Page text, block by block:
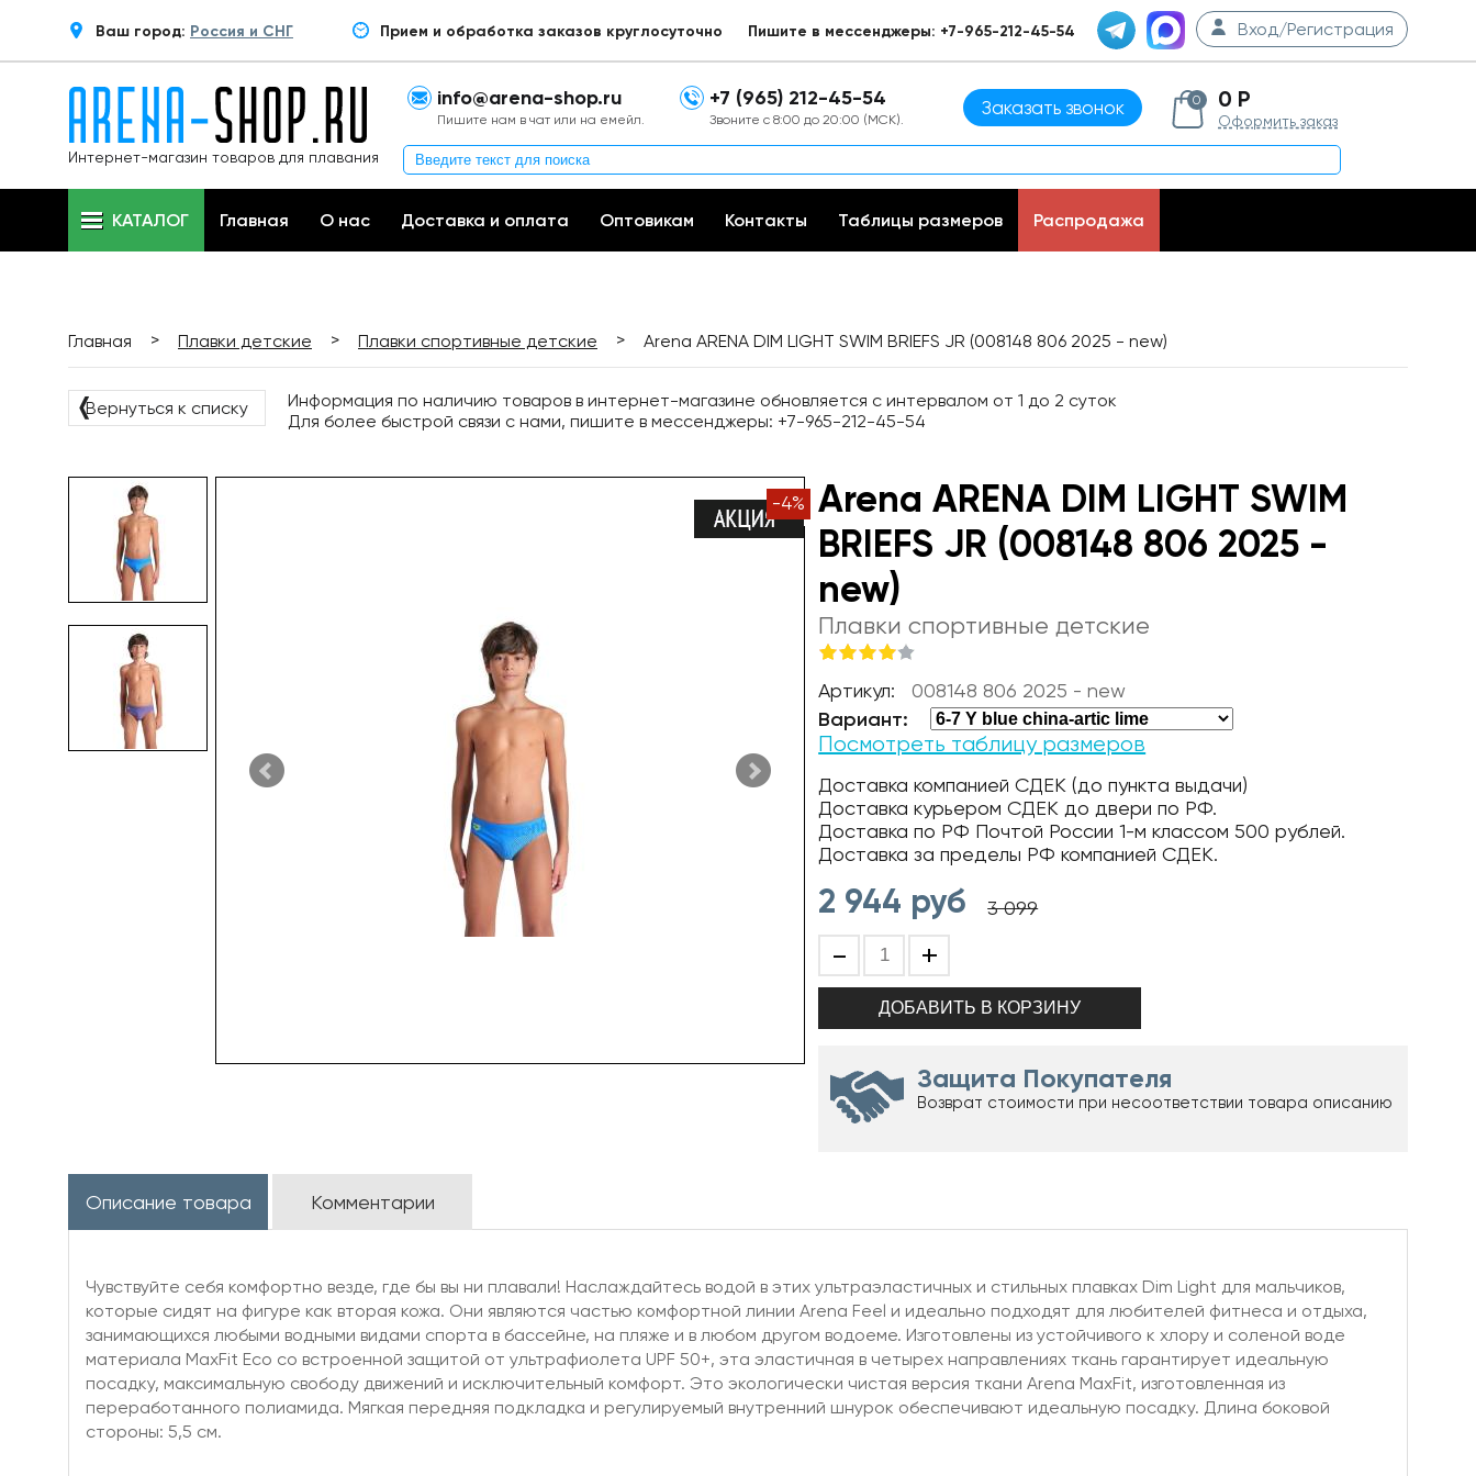
Ваш город: Россия и СНГ Прием и обработка заказов круглосуточно Пишите в мессенджеры: +7-965-212-45-54 Вход/Регистрация
Интернет-магазин товаров для плавания
info@arena-shop.ru
Пишите нам в чат или на емейл.
+7 (965) 212-45-54
Звоните с 8:00 до 20:00 (МСК).
Заказать звонок 0 0 Р
Оформить заказ
КАТАЛОГ Главная О нас Доставка и оплата Оптовикам Контакты Таблицы размеров Распродажа
Главная > Плавки детские > Плавки спортивные детские > Arena ARENA DIM LIGHT SWIM BRIEFS JR (008148 806 2025 - new)
❬Вернуться к списку
Информация по наличию товаров в интернет-магазине обновляется с интервалом от 1 до 2 суток
Для более быстрой связи с нами, пишите в мессенджеры: +7-965-212-45-54
-4%
Arena ARENA DIM LIGHT SWIM
BRIEFS JR (008148 806 2025 -
new)
Плавки спортивные детские
Артикул: 008148 806 2025 - new
Вариант:
Посмотреть таблицу размеров
Доставка компанией СДЕК (до пункта выдачи)
Доставка курьером СДЕК до двери по РФ.
Доставка по РФ Почтой России 1-м классом 500 рублей.
Доставка за пределы РФ компанией СДЕК.
2 944 руб 3 099
- +
Защита Покупателя
Возврат стоимости при несоответствии товара описанию
Описание товара Комментарии
Чувствуйте себя комфортно везде, где бы вы ни плавали! Наслаждайтесь водой в этих ультраэластичных и стильных плавках Dim Light для мальчиков,
которые сидят на фигуре как вторая кожа. Они являются частью комфортной линии Arena Feel и идеально подходят для любителей фитнеса и отдыха,
занимающихся любыми водными видами спорта в бассейне, на пляже и в любом другом водоеме. Изготовлены из устойчивого к хлору и соленой воде
материала MaxFit Eco со встроенной защитой от ультрафиолета UPF 50+, эта эластичная в четырех направлениях ткань гарантирует идеальную
посадку, максимальную свободу движений и исключительный комфорт. Это экологически чистая версия ткани Arena MaxFit, изготовленная из
переработанного полиамида. Мягкая передняя подкладка и регулируемый внутренний шнурок обеспечивают идеальную посадку. Длина боковой
стороны: 5,5 см.